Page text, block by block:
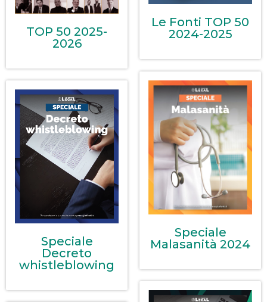
TOP 50 2025-
2026
Le Fonti TOP 50
2024-2025
Speciale
Malasanità 2024
Speciale
Decreto
whistleblowing